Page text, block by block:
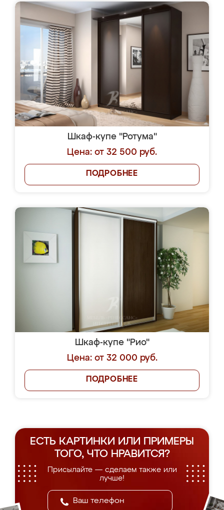
Шкаф-купе "Ротума"
Цена: от 32 500 руб.
ПОДРОБНЕЕ
Шкаф-купе "Рио"
Цена: от 32 000 руб.
ПОДРОБНЕЕ
ЕСТЬ КАРТИНКИ ИЛИ ПРИМЕРЫ
ТОГО, ЧТО НРАВИТСЯ?
Присылайте — сделаем также или
лучше!